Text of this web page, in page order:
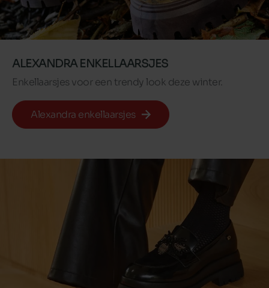
ALEXANDRA ENKELLAARSJES
Enkellaarsjes voor een trendy look deze winter.
Alexandra enkellaarsjes